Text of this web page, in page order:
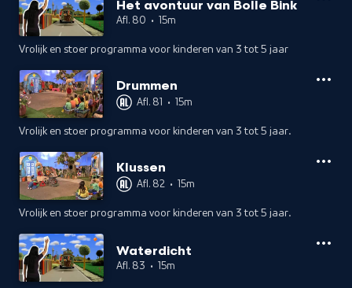
Het avontuur van Bolle Bink
Afl. 80 • 15m
Vrolijk en stoer programma voor kinderen van 3 tot 5 jaar
Drummen
Afl. 81 • 15m
Vrolijk en stoer programma voor kinderen van 3 tot 5 jaar.
Klussen
Afl. 82 • 15m
Vrolijk en stoer programma voor kinderen van 3 tot 5 jaar.
Waterdicht
Afl. 83 • 15m